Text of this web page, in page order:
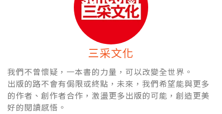
三采文化
我們不曾懷疑，一本書的力量，可以改變全世界。
出版的路不會有侷限或終點，未來，我們希望能與更多
的作者、創作者合作，激盪更多出版的可能，創造更美
好的閱讀感悟。